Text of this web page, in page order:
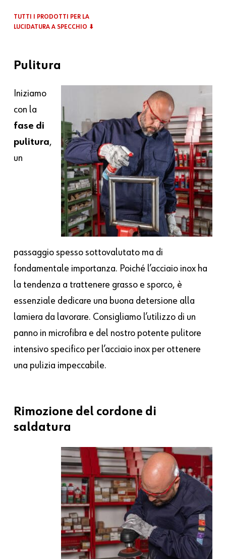
TUTTI I PRODOTTI PER LA
LUCIDATURA A SPECCHIO ⬇
Pulitura
Iniziamo
con la
fase di
pulitura,
un
passaggio spesso sottovalutato ma di
fondamentale importanza. Poiché l’acciaio inox ha
la tendenza a trattenere grasso e sporco, è
essenziale dedicare una buona detersione alla
lamiera da lavorare. Consigliamo l’utilizzo di un
panno in microfibra e del nostro potente pulitore
intensivo specifico per l’acciaio inox per ottenere
una pulizia impeccabile.
Rimozione del cordone di
saldatura